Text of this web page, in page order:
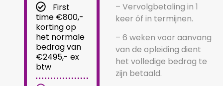
First
time €800,-
korting op
het normale
bedrag van
€2495,- ex
btw
– Vervolgbetaling in 1
keer óf in termijnen.
– 6 weken voor aanvang
van de opleiding dient
het volledige bedrag te
zijn betaald.